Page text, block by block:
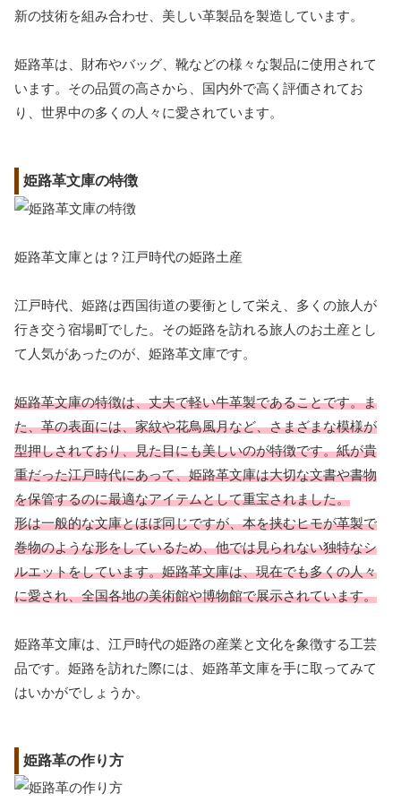
新の技術を組み合わせ、美しい革製品を製造しています。
姫路革は、財布やバッグ、靴などの様々な製品に使用されて
います。その品質の高さから、国内外で高く評価されてお
り、世界中の多くの人々に愛されています。
姫路革文庫の特徴
姫路革文庫とは？江戸時代の姫路土産
江戸時代、姫路は西国街道の要衝として栄え、多くの旅人が
行き交う宿場町でした。その姫路を訪れる旅人のお土産とし
て人気があったのが、姫路革文庫です。
姫路革文庫の特徴は、丈夫で軽い牛革製であることです。ま
た、革の表面には、家紋や花鳥風月など、さまざまな模様が
型押しされており、見た目にも美しいのが特徴です。紙が貴
重だった江戸時代にあって、姫路革文庫は大切な文書や書物
を保管するのに最適なアイテムとして重宝されました。
形は一般的な文庫とほぼ同じですが、本を挟むヒモが革製で
巻物のような形をしているため、他では見られない独特なシ
ルエットをしています。姫路革文庫は、現在でも多くの人々
に愛され、全国各地の美術館や博物館で展示されています。
姫路革文庫は、江戸時代の姫路の産業と文化を象徴する工芸
品です。姫路を訪れた際には、姫路革文庫を手に取ってみて
はいかがでしょうか。
姫路革の作り方